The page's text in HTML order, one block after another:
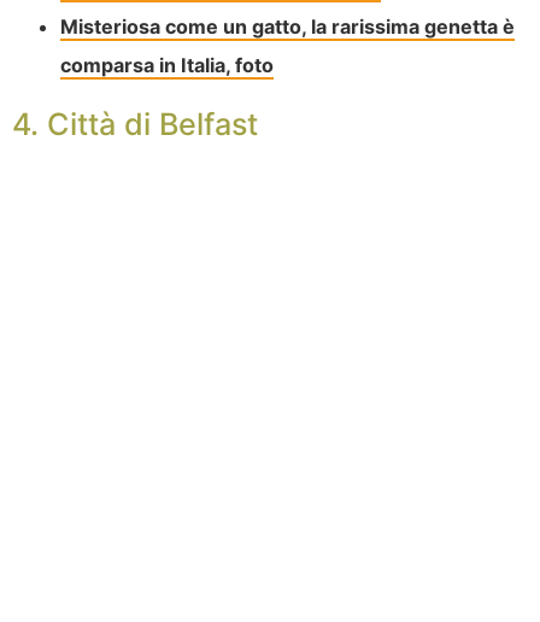
Misteriosa come un gatto, la rarissima genetta è
comparsa in Italia, foto
4. Città di Belfast